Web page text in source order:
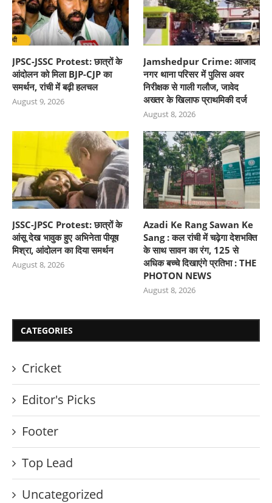
JPSC-JSSC Protest: छात्रों के
आंदोलन को मिला BJP-CJP का
समर्थन, रांची में बढ़ी हलचल
August 9, 2026
Jamshedpur Crime: आजाद
नगर थाना परिसर में पुलिस अवर
निरीक्षक से गाली गलौज, जावेद
अख्तर के खिलाफ प्राथमिकी दर्ज
August 8, 2026
JSSC-JPSC Protest: छात्रों के
आंसू देख भावुक हुए अभिनेता पीयूष
मिश्रा, आंदोलन का दिया समर्थन
August 8, 2026
Azadi Ke Rang Sawan Ke
Sang : कल रांची में चढ़ेगा देशभक्ति
के साथ सावन का रंग, 125 से
अधिक बच्चे दिखाएंगे प्रतिभा : THE
PHOTON NEWS
August 8, 2026
CATEGORIES
Cricket
Editor's Picks
Footer
Top Lead
Uncategorized